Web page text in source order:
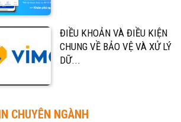
ĐIỀU KHOẢN VÀ ĐIỀU KIỆN
CHUNG VỀ BẢO VỆ VÀ XỬ LÝ
DỮ...
CHUYÊN NGÀNH